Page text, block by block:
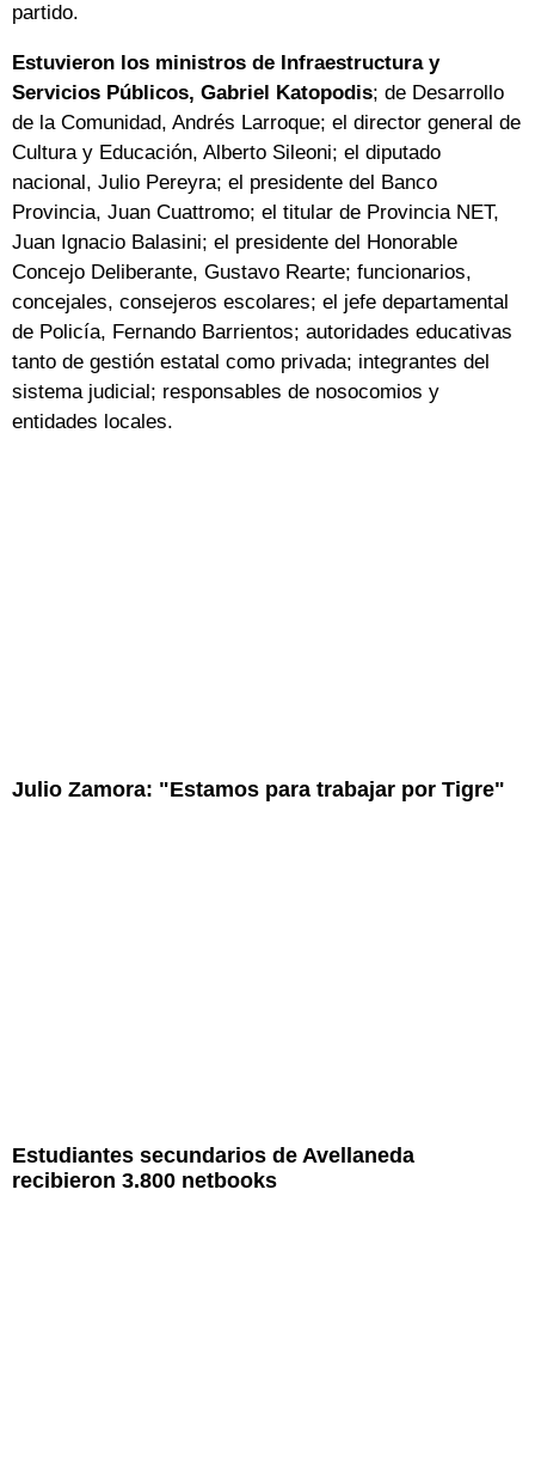
partido.
Estuvieron los ministros de Infraestructura y
Servicios Públicos, Gabriel Katopodis; de Desarrollo
de la Comunidad, Andrés Larroque; el director general de
Cultura y Educación, Alberto Sileoni; el diputado
nacional, Julio Pereyra; el presidente del Banco
Provincia, Juan Cuattromo; el titular de Provincia NET,
Juan Ignacio Balasini; el presidente del Honorable
Concejo Deliberante, Gustavo Rearte; funcionarios,
concejales, consejeros escolares; el jefe departamental
de Policía, Fernando Barrientos; autoridades educativas
tanto de gestión estatal como privada; integrantes del
sistema judicial; responsables de nosocomios y
entidades locales.
Julio Zamora: "Estamos para trabajar por Tigre"
Estudiantes secundarios de Avellaneda
recibieron 3.800 netbooks